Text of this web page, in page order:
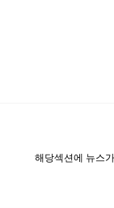
해당섹션에 뉴스